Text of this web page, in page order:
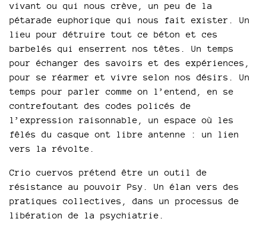
vivant ou qui nous crève, un peu de la
pétarade euphorique qui nous fait exister. Un
lieu pour détruire tout ce béton et ces
barbelés qui enserrent nos têtes. Un temps
pour échanger des savoirs et des expériences,
pour se réarmer et vivre selon nos désirs. Un
temps pour parler comme on l’entend, en se
contrefoutant des codes policés de
l’expression raisonnable, un espace où les
fêlés du casque ont libre antenne : un lien
vers la révolte.
Crio cuervos prétend être un outil de
résistance au pouvoir Psy. Un élan vers des
pratiques collectives, dans un processus de
libération de la psychiatrie.